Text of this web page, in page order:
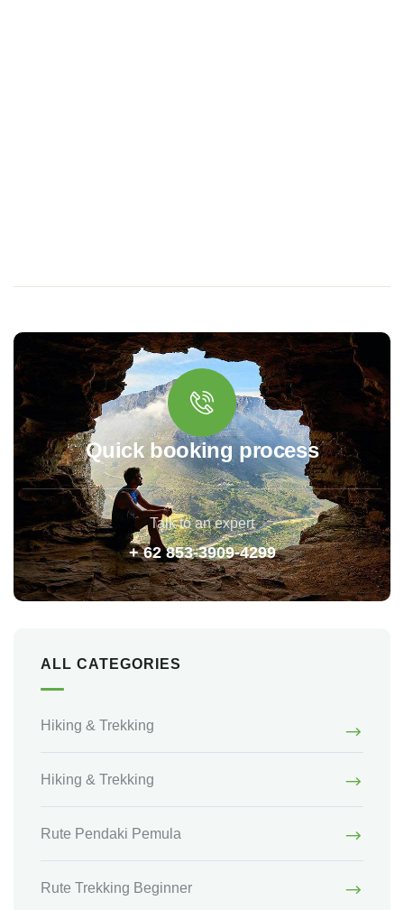
Quick booking process
Talk to an expert
+ 62 853-3909-4299
ALL CATEGORIES
Hiking & Trekking
Hiking & Trekking
Rute Pendaki Pemula
Rute Trekking Beginner